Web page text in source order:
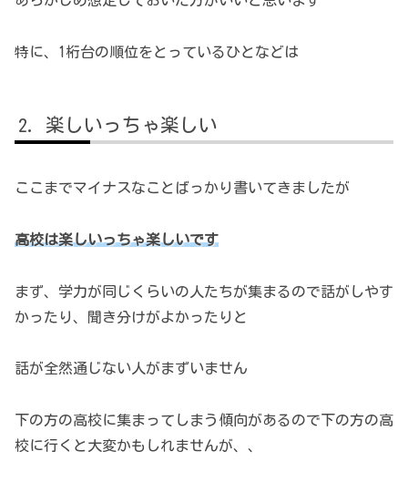
特に、1桁台の順位をとっているひとなどは
楽しいっちゃ楽しい
ここまでマイナスなことばっかり書いてきましたが
高校は楽しいっちゃ楽しいです
まず、学力が同じくらいの人たちが集まるので話がしやす
かったり、聞き分けがよかったりと
話が全然通じない人がまずいません
下の方の高校に集まってしまう傾向があるので下の方の高
校に行くと大変かもしれませんが、、